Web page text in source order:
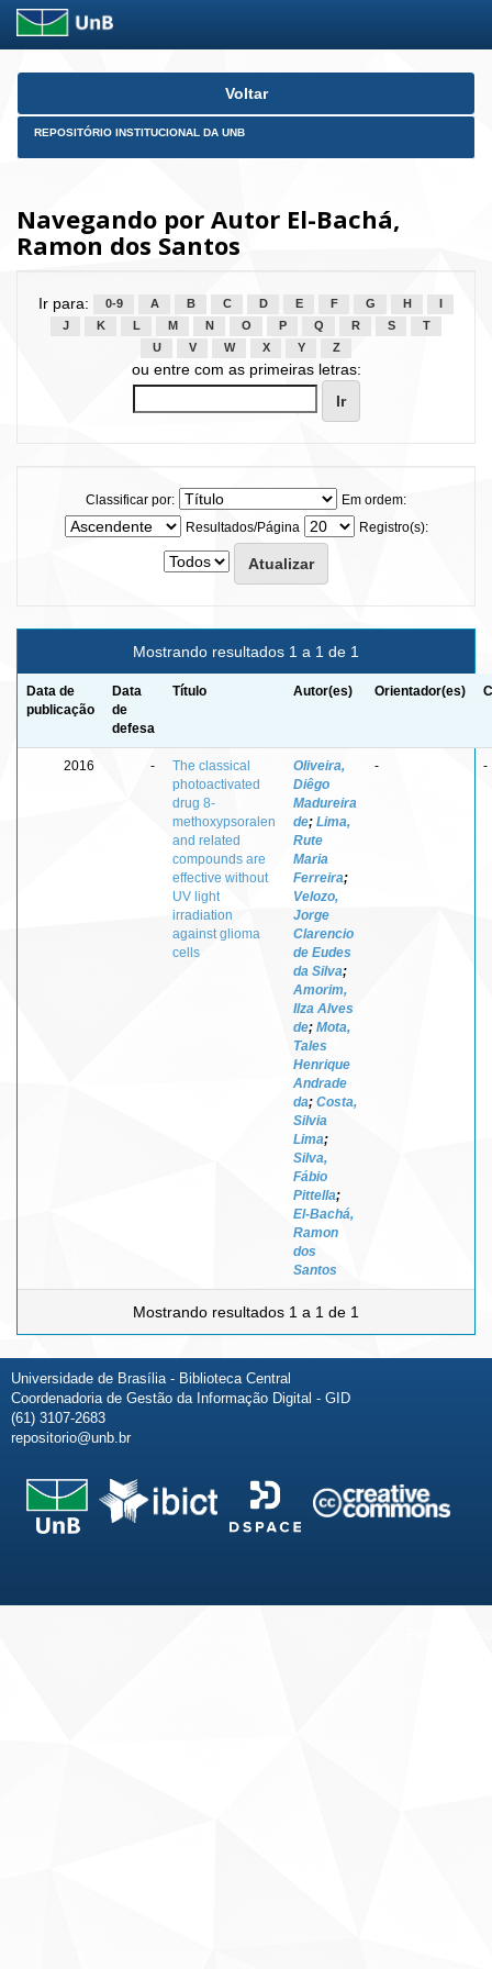
Skip
Voltar
REPOSITÓRIO INSTITUCIONAL DA UNB
Navegando por Autor El-Bachá,
Ramon dos Santos
Ir para: 0-9 A B C D E F G H
J
K L M N O P Q R S
T
U
V W X Y Z
ou entre com as primeiras letras:
Classificar por:
Em ordem:
Resultados/Página
Registro(s):
Mostrando resultados 1 a 1 de 1
Data de
publicação
Data
de
defesa
Título Autor(es) Orientador(es)
2016 -
The classical
photoactivated
drug 8-
methoxypsoralen
and related
compounds are
effective without
UV light
irradiation
against glioma
cells
Oliveira,
Diêgo
Madureira
de; Lima,
Rute
Maria
Ferreira;
Velozo,
Jorge
Clarencio
de Eudes
da Silva;
Amorim,
Ilza Alves
de; Mota,
Tales
Henrique
Andrade
da; Costa,
Silvia
Lima;
Silva,
Fábio
Pittella;
El-Bachá,
Ramon
dos
Santos
- -
Mostrando resultados 1 a 1 de 1
Universidade de Brasília - Biblioteca Central
Coordenadoria de Gestão da Informação Digital - GID
(61) 3107-2683
repositorio@unb.br